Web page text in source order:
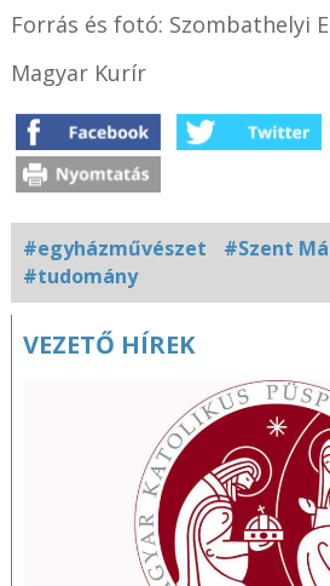
Forrás és fotó: Szombathelyi
Magyar Kurír
#egyházművészet
#Szent
#tudomány
Kapcsolódó
VEZETŐ HÍREK